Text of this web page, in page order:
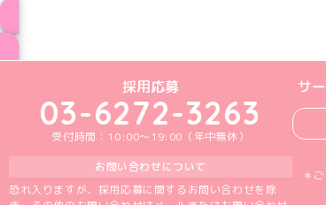
めいどりーみん
めいどりーみんX
めいどりー
めいど
採用応募
03-6272-3263
受付時間：10:00～19:00（年中無休）
お問い合わせについて
恐れ入りますが、採用応募に関するお問い合わせを除
サ
＊